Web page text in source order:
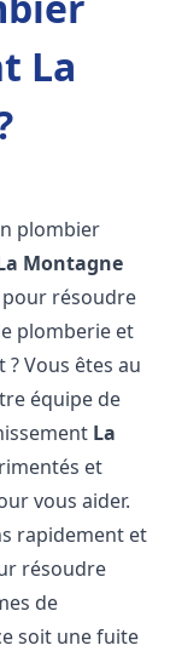
La
plombier
Montagne
résoudre
plomberie et
? Vous êtes au
équipe de
La
et
vous aider.
rapidement et
résoudre
de
soit une fuite